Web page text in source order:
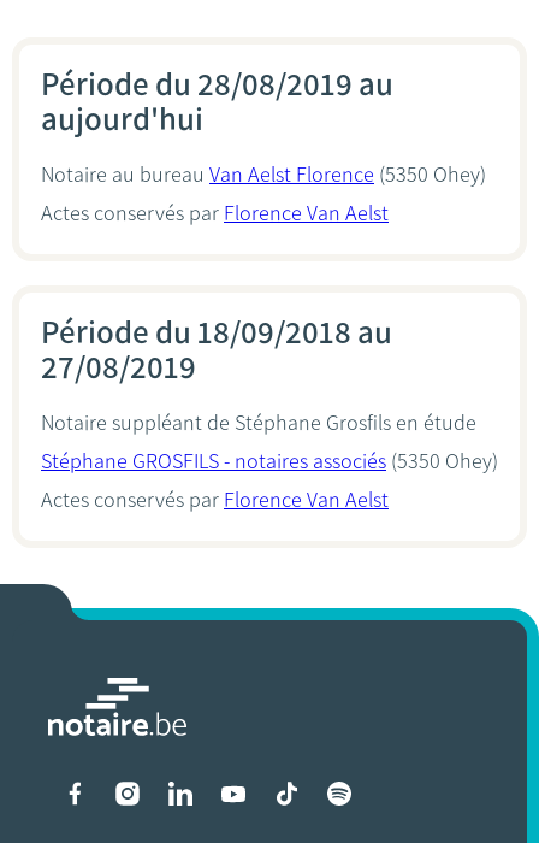
Période du 28/08/2019 au
aujourd'hui
Notaire au bureau Van Aelst Florence (5350 Ohey)
Actes conservés par Florence Van Aelst
Période du 18/09/2018 au
27/08/2019
Notaire suppléant de Stéphane Grosfils en étude
Stéphane GROSFILS - notaires associés (5350 Ohey)
Actes conservés par Florence Van Aelst
Liens vers les réseaux